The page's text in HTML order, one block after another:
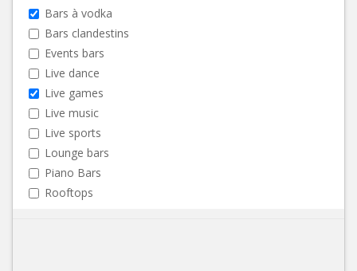
Bars à vodka
Bars clandestins
Events bars
Live dance
Live games
Live music
Live sports
Lounge bars
Piano Bars
Rooftops